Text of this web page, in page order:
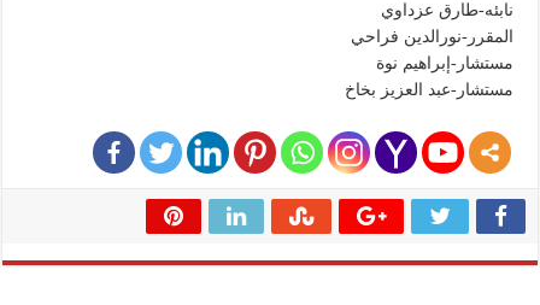
نابئه-طارق عزداوي
المقرر-نورالدين فراحي
مستشار-إبراهيم نوة
مستشار-عبد العزيز بخاخ